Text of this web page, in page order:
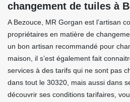
changement de tuiles à
A Bezouce, MR Gorgan est l’artisan
propriétaires en matière de
un bon artisan recommandé pour
maison, il s’est également fait
services à des tarifs qui ne sont pas
dans tout le 30320, mais aussi dans
découvrir ses conditions tarifaires,